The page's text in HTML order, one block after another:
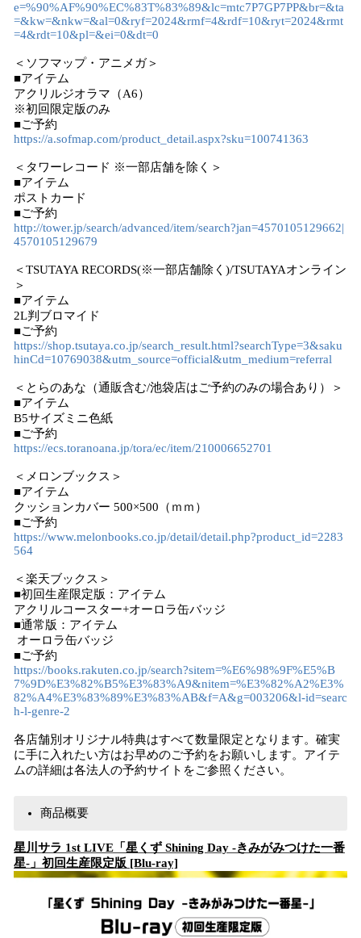
e=%90%AF%90%EC%83T%83%89&lc=mtc7P7GP7PP&br=&ta
=&kw=&nkw=&al=0&ryf=2024&rmf=4&rdf=10&ryt=2024&rmt
=4&rdt=10&pl=&ei=0&dt=0
＜ソフマップ・アニメガ＞
■アイテム
アクリルジオラマ（A6）
※初回限定版のみ
■ご予約
https://a.sofmap.com/product_detail.aspx?sku=100741363
＜タワーレコード ※一部店舗を除く＞
■アイテム
ポストカード
■ご予約
http://tower.jp/search/advanced/item/search?jan=4570105129662|
4570105129679
＜TSUTAYA RECORDS(※一部店舗除く)/TSUTAYAオンライン
＞
■アイテム
2L判ブロマイド
■ご予約
https://shop.tsutaya.co.jp/search_result.html?searchType=3&saku
hinCd=10769038&utm_source=official&utm_medium=referral
＜とらのあな（通販含む/池袋店はご予約のみの場合あり）＞
■アイテム
B5サイズミニ色紙
■ご予約
https://ecs.toranoana.jp/tora/ec/item/210006652701
＜メロンブックス＞
■アイテム
クッションカバー 500×500（ｍｍ）
■ご予約
https://www.melonbooks.co.jp/detail/detail.php?product_id=2283
564
＜楽天ブックス＞
■初回生産限定版：アイテム
アクリルコースター+オーロラ缶バッジ
■通常版：アイテム
オーロラ缶バッジ
■ご予約
https://books.rakuten.co.jp/search?sitem=%E6%98%9F%E5%B
7%9D%E3%82%B5%E3%83%A9&nitem=%E3%82%A2%E3%
82%A4%E3%83%89%E3%83%AB&f=A&g=003206&l-id=searc
h-l-genre-2
各店舗別オリジナル特典はすべて数量限定となります。確実
に手に入れたい方はお早めのご予約をお願いします。アイテ
ムの詳細は各法人の予約サイトをご参照ください。
商品概要
星川サラ 1st LIVE「星くず Shining Day -きみがみつけた⼀番
星-」初回生産限定版 [Blu-ray]